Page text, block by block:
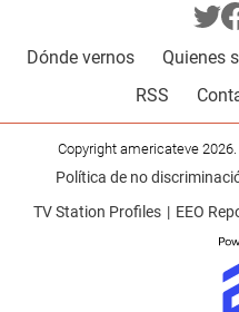
Dónde vernos Quienes
RSS
Copyright americateve
Política de no
TV Station Profiles
EEO